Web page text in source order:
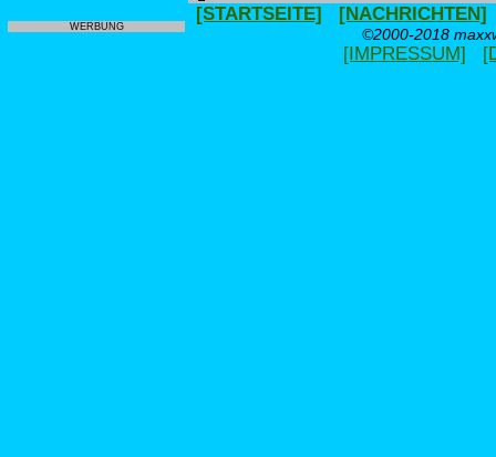
WERBUNG
[STARTSEITE] [NACHRICHTEN]
©2000-2018
[IMPRESSUM]